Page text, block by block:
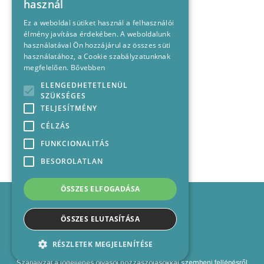
Impresszum
Médiajánlat
Felhasználási feltételek
Kapcsolat
használ
Ez a weboldal sütiket használ a felhasználói
élmény javítása érdekében. A weboldalunk
használatával Ön hozzájárul az összes süti
használatához, a Cookie szabályzatunknak
megfelelően. Bővebben
ELENGEDHETETLENÜL
SZÜKSÉGES
TELJESÍTMÉNY
CÉLZÁS
FUNKCIONALITÁS
BESOROLATLAN
ÖSSZES ELFOGADÁSA
ÖSSZES ELUTASÍTÁSA
RÉSZLETEK MEGJELENÍTÉSE